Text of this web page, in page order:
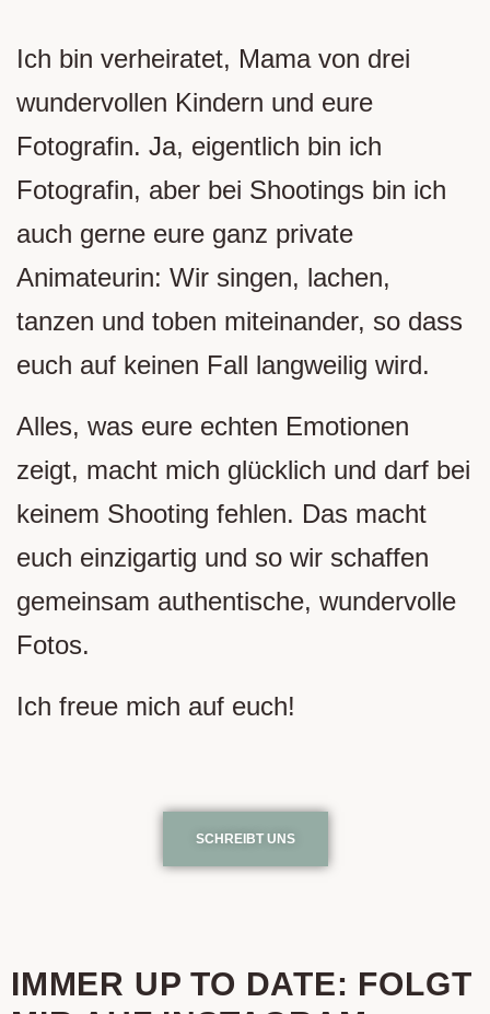
Ich bin verheiratet, Mama von drei
wundervollen Kindern und eure
Fotografin. Ja, eigentlich bin ich
Fotografin, aber bei Shootings bin ich
auch gerne eure ganz private
Animateurin: Wir singen, lachen,
tanzen und toben miteinander, so dass
euch auf keinen Fall langweilig wird.
Alles, was eure echten Emotionen
zeigt, macht mich glücklich und darf bei
keinem Shooting fehlen. Das macht
euch einzigartig und so wir schaffen
gemeinsam authentische, wundervolle
Fotos.
Ich freue mich auf euch!
SCHREIBT UNS
IMMER UP TO DATE: FOLGT